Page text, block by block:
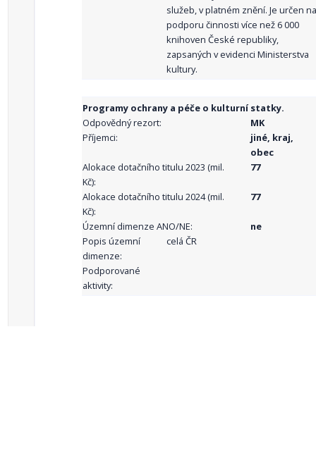
služeb, v platném znění. Je určen na
podporu činnosti více než 6 000
knihoven České republiky,
zapsaných v evidenci Ministerstva
kultury.
Programy ochrany a péče o kulturní statky.
Odpovědný rezort:
MK
Příjemci:
jiné, kraj,
obec
Alokace dotačního titulu 2023 (mil.
Kč):
77
Alokace dotačního titulu 2024 (mil.
Kč):
77
Územní dimenze ANO/NE:
ne
Popis územní
dimenze:
celá ČR
Podporované
aktivity: